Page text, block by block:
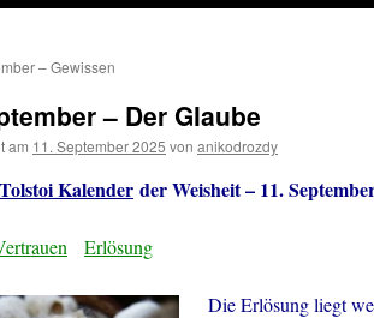
– Gewissen
– Der Glaube
am 11. September 2025 von anikodrozdy
Tolstoi Kalender der Weisheit – 11.
Erlösung
Die Erlösung liegt